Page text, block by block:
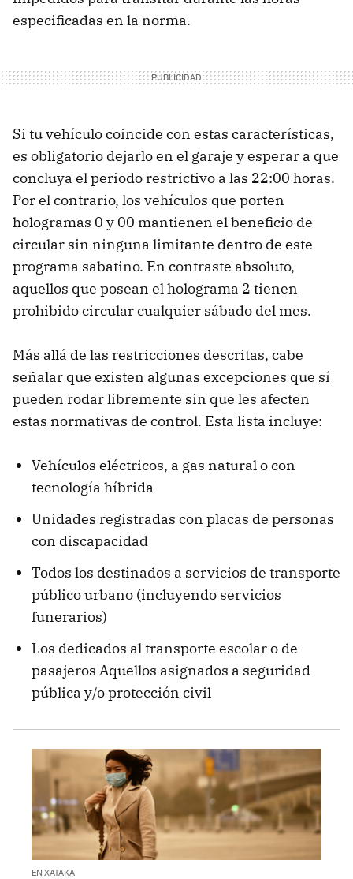
especificadas en la norma.
Si tu vehículo coincide con estas características,
es obligatorio dejarlo en el garaje y esperar a que
concluya el periodo restrictivo a las 22:00 horas.
Por el contrario, los vehículos que porten
hologramas 0 y 00 mantienen el beneficio de
circular sin ninguna limitante dentro de este
programa sabatino. En contraste absoluto,
aquellos que posean el holograma 2 tienen
prohibido circular cualquier sábado del mes.
Más allá de las restricciones descritas, cabe
señalar que existen algunas excepciones que sí
pueden rodar libremente sin que les afecten
estas normativas de control. Esta lista incluye:
Vehículos eléctricos, a gas natural o con
tecnología híbrida
Unidades registradas con placas de personas
con discapacidad
Todos los destinados a servicios de transporte
público urbano (incluyendo servicios
funerarios)
Los dedicados al transporte escolar o de
pasajeros Aquellos asignados a seguridad
pública y/o protección civil
EN XATAKA